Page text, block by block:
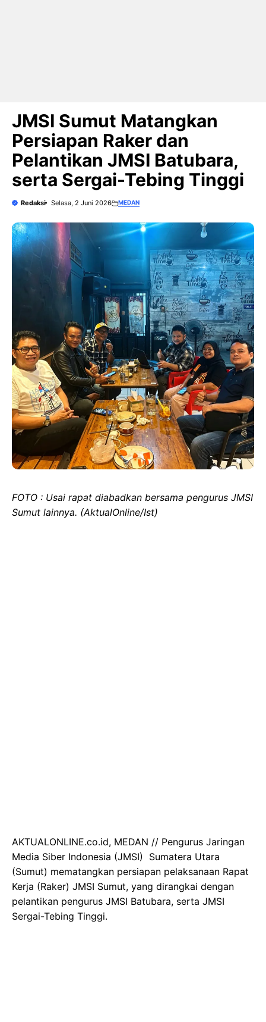
JMSI Sumut Matangkan
Persiapan Raker dan
Pelantikan JMSI Batubara,
serta Sergai-Tebing Tinggi
Redaksi Selasa, 2 Juni 2026 MEDAN
FOTO : Usai rapat diabadkan bersama pengurus JMSI
Sumut lainnya. (AktualOnline/Ist)
AKTUALONLINE.co.id, MEDAN // Pengurus Jaringan
Media Siber Indonesia (JMSI) Sumatera Utara
(Sumut) mematangkan persiapan pelaksanaan Rapat
Kerja (Raker) JMSI Sumut, yang dirangkai dengan
pelantikan pengurus JMSI Batubara, serta JMSI
Sergai-Tebing Tinggi.